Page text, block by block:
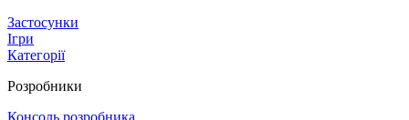
Застосунки
Ігри
Категорії
Розробники
Консоль розробника